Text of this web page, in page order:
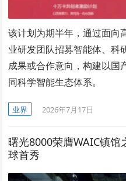
该计划为期半年，通过面向
业研发团队招募智能体、科
成果或合作意向，构建以国
同科学智能生态体系。
业界 2026年7月17日
曙光8000荣膺WAIC镇
球首秀